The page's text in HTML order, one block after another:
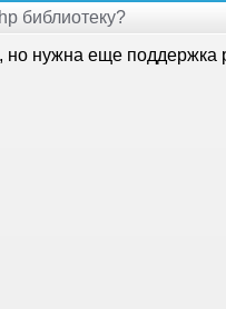
библиотеку?
но нужна еще поддержка